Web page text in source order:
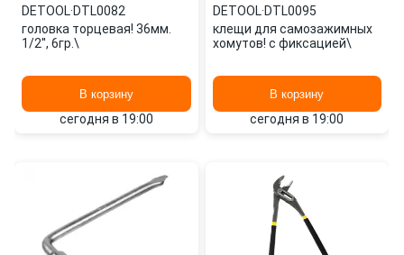
DETOOL·DTL0082
головка торцевая! 36мм.
1/2'', 6гр.\
В корзину
сегодня в 19:00
DETOOL·DTL0095
клещи для самозажимных
хомутов! с фиксацией\
В корзину
сегодня в 19:00